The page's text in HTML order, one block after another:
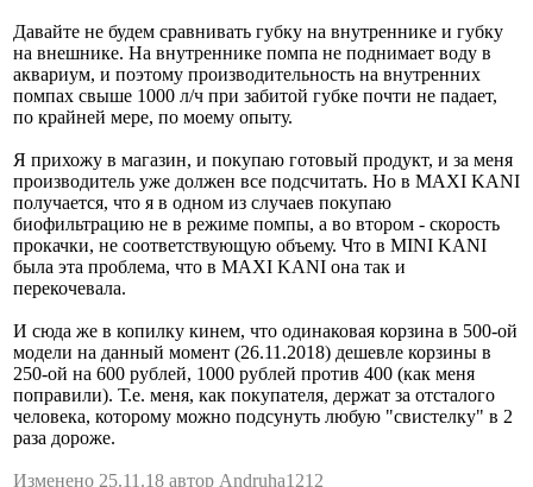
Давайте не будем сравнивать губку на внутреннике и губку
на внешнике. На внутреннике помпа не поднимает воду в
аквариум, и поэтому производительность на внутренних
помпах свыше 1000 л/ч при забитой губке почти не падает,
по крайней мере, по моему опыту.
Я прихожу в магазин, и покупаю готовый продукт, и за меня
производитель уже должен все подсчитать. Но в MAXI KANI
получается, что я в одном из случаев покупаю
биофильтрацию не в режиме помпы, а во втором - скорость
прокачки, не соответствующую объему. Что в MINI KANI
была эта проблема, что в MAXI KANI она так и
перекочевала.
И сюда же в копилку кинем, что одинаковая корзина в 500-ой
модели на данный момент (26.11.2018) дешевле корзины в
250-ой на 600 рублей, 1000 рублей против 400 (как меня
поправили). Т.е. меня, как покупателя, держат за отсталого
человека, которому можно подсунуть любую "свистелку" в 2
раза дороже.
Изменено 25.11.18 автор Andruha1212